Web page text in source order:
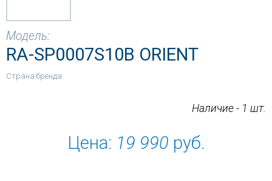
Модель:
RA-SP0007S10B ORIENT
Страна бренда:
Наличие - 1 шт.
Цена: 19 990 руб.